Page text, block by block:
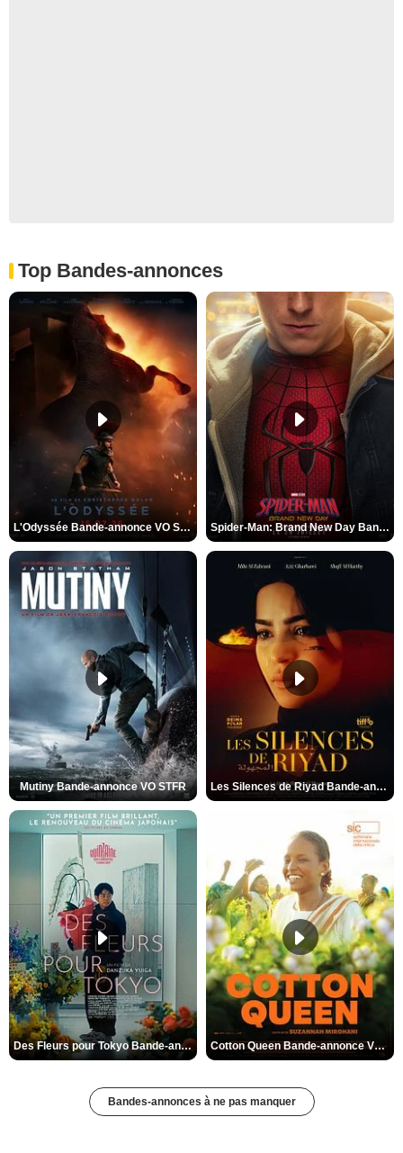
Top Bandes-annonces
L'Odyssée Bande-annonce VO STFR Spider-Man: Brand New Day Bande-annonce VO STFR
Mutiny Bande-annonce VO STFR Les Silences de Riyad Bande-annonce VO STFR
Des Fleurs pour Tokyo Bande-annonce VO STFR Cotton Queen Bande-annonce VO STFR
Bandes-annonces à ne pas manquer